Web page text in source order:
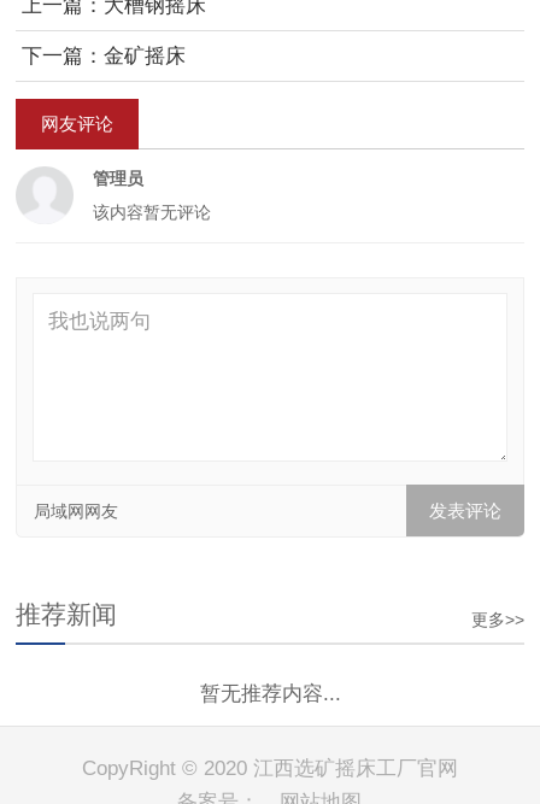
上一篇：大槽钢摇床
下一篇：金矿摇床
网友评论
管理员
该内容暂无评论
局域网网友
更多>>
推荐新闻
暂无推荐内容...
CopyRight © 2020 江西选矿摇床工厂官网